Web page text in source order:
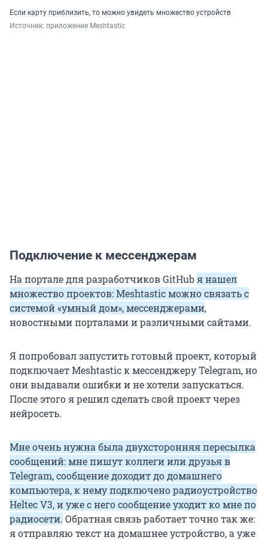
Если карту приблизить, то можно увидеть множество устройств
Источник: приложение Meshtastic
Подключение к мессенджерам
На портале для разработчиков GitHub я нашел
множество проектов: Meshtastic можно связать с
системой «умный дом», мессенджерами,
новостными порталами и различными сайтами.
Я попробовал запустить готовый проект, который
подключает Meshtastic к мессенджеру Telegram, но
они выдавали ошибки и не хотели запускаться.
После этого я решил сделать свой проект через
нейросеть.
Мне очень нужна была двухсторонняя пересылка
сообщений: мне пишут коллеги или друзья в
Telegram, сообщение доходит до домашнего
компьютера, к нему подключено радиоустройство
Heltec V3, и уже с него сообщение уходит ко мне по
радиосети. Обратная связь работает точно так же:
я отправляю текст на домашнее устройство, а уже